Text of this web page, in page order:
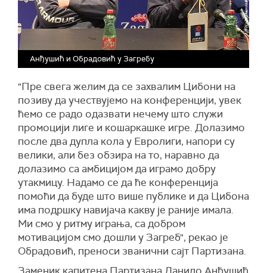
Анђушић и Обрадовић у Загребу
"Пре свега желим да се захвалим Цибони на
позиву да учествујемо на конференцији, увек
ћемо се радо одазвати нечему што служи
промоцији лиге и кошаркашке игре. Долазимо
после два дупла кола у Евролиги, напори су
велики, али без обзира на то, наравно да
долазимо са амбицијом да играмо добру
утакмицу. Надамо се да ће конференција
помоћи да буде што више публике и да Цибона
има подршку навијача какву је раније имала.
Ми смо у ритму играња, са добром
мотивацијом смо дошли у Загреб", рекао је
Обрадовић, преноси званични сајт Партизана.